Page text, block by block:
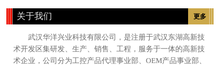
更多
关于我们
武汉华洋兴业科技有限公司，是注册于武汉东湖高新技
术开发区集研发、生产、销售、工程，服务于一体的高新技
术企业，公司分为工控产品代理事业部、OEM产品事业部、